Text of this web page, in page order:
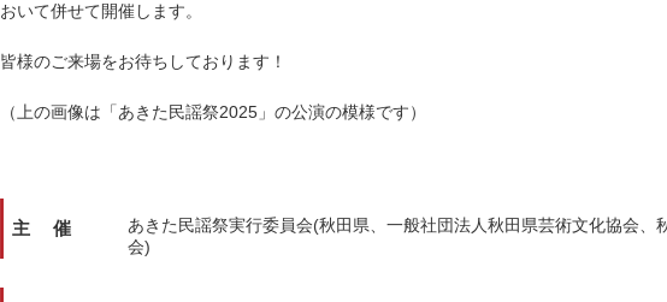
おいて併せて開催します。​
​皆様のご来場をお待ちしております！
​​（上の画像は「あきた民謡祭2025」の公演の模様です）
主 催
あきた民謡祭実行委員会(秋田県、一般社団法人秋田県芸術文化協会、
会)